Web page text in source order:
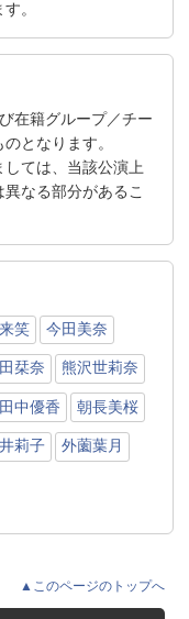
。
在籍グループ／チー
となります。
ては、当該公演上
なる部分があるこ
笑 今田美奈
栞奈 熊沢世莉奈
田中優香 朝長美桜
莉子 外薗葉月
▲このページのトップへ